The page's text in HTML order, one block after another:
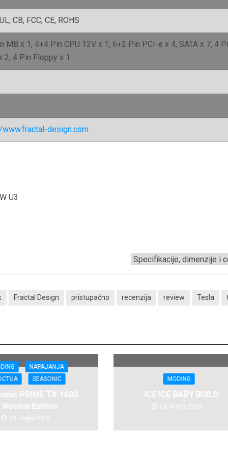
CB, FCC, CE, ROHS
MB x 1, 4+4 Pin CPU 12V x 1, 6+2 Pin PCI-e x 4, SATA x 7, 4
2, 4 Pin Floppy x 1
design.com
Fractal Design pristupačno recenzija review Tesla
NAPAJANJA
SEASONIC
PRIME TX-1600
Noctua Edition
21. maja 2026.
MODING
ICE ICE BABY BUILD
24. marta 2026.